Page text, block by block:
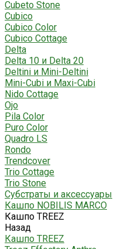
Cubeto Stone
Cubico
Cubico Color
Cubico Cottage
Delta
Delta 10 и Delta 20
Deltini и Mini-Deltini
Mini-Cubi и Maxi-Cubi
Nido Cottage
Ojo
Pila Color
Puro Color
Quadro LS
Rondo
Trendcover
Trio Cottage
Trio Stone
Субстраты и аксессуары
Кашпо NOBILIS MARCO
Кашпо TREEZ
Назад
Кашпо TREEZ